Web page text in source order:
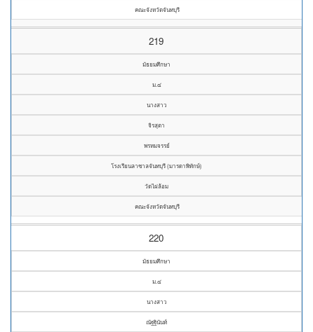
คณะจังหวัดจันทบุรี
219
มัธยมศึกษา
ม.๔
นางสาว
จิรสุตา
พรหมจรรย์
โรงเรียนลาซาลจันทบุรี (มารดาพิทักษ์)
วัดไผ่ล้อม
คณะจังหวัดจันทบุรี
220
มัธยมศึกษา
ม.๔
นางสาว
ณัฐฐินันท์